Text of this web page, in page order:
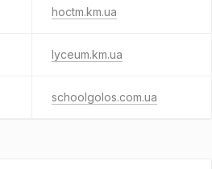
hoctm.km.ua
lyceum.km.ua
schoolgolos.com.ua